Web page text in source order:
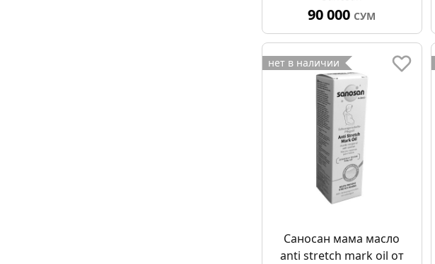
90 000 СУМ
нет в наличии
Саносан мама масло
anti stretch mark oil от